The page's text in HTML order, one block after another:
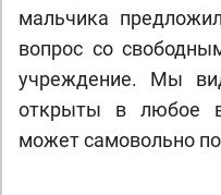
мальчика
вопрос со
учреждение. Мы
открыты в любое
может самовольно